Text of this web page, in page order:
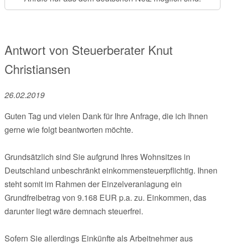
Antwort von Steuerberater Knut
Christiansen
26.02.2019
Guten Tag und vielen Dank für Ihre Anfrage, die ich Ihnen
gerne wie folgt beantworten möchte.
Grundsätzlich sind Sie aufgrund Ihres Wohnsitzes in
Deutschland unbeschränkt einkommensteuerpflichtig. Ihnen
steht somit im Rahmen der Einzelveranlagung ein
Grundfreibetrag von 9.168 EUR p.a. zu. Einkommen, das
darunter liegt wäre demnach steuerfrei.
Sofern Sie allerdings Einkünfte als Arbeitnehmer aus